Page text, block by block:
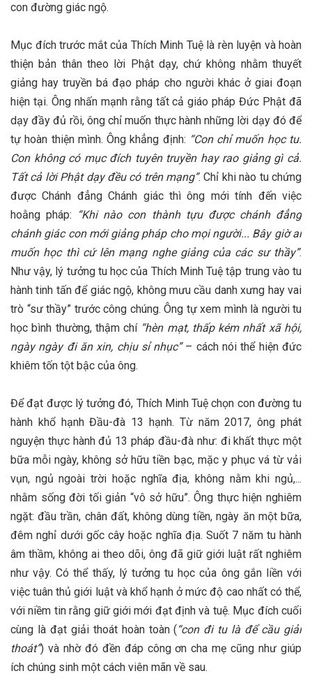
con đường giác ngộ.
Mục đích trước mắt của Thích Minh Tuệ là rèn luyện và hoàn
thiện bản thân theo lời Phật dạy, chứ không nhằm thuyết
giảng hay truyền bá đạo pháp cho người khác ở giai đoạn
hiện tại. Ông nhấn mạnh rằng tất cả giáo pháp Đức Phật đã
dạy đầy đủ rồi, ông chỉ muốn thực hành những lời dạy đó để
tự hoàn thiện mình​. Ông khẳng định: “Con chỉ muốn học tu.
Con không có mục đích tuyên truyền hay rao giảng gì cả.
Tất cả lời Phật dạy đều có trên mạng”​. Chỉ khi nào tu chứng
được Chánh đẳng Chánh giác thì ông mới tính đến việc
hoằng pháp:
“Khi nào con thành tựu được chánh đẳng
chánh giác con mới giảng pháp cho mọi người... Bây giờ ai
muốn học thì cứ lên mạng nghe giảng của các sư thầy”.
Như vậy, lý tưởng tu học của Thích Minh Tuệ tập trung vào tu
hành tinh tấn để giác ngộ, không mưu cầu danh xưng hay vai
trò “sư thầy” trước công chúng. Ông tự xem mình là người tu
học bình thường, thậm chí “hèn mạt, thấp kém nhất xã hội,
ngày ngày đi ăn xin, chịu sỉ nhục”​ – cách nói thể hiện đức
khiêm tốn tột bậc của ông.
Để đạt được lý tưởng đó, Thích Minh Tuệ chọn con đường tu
hành khổ hạnh Đầu-đà 13 hạnh. Từ năm 2017, ông phát
nguyện thực hành đủ 13 pháp đầu-đà như: đi khất thực một
bữa mỗi ngày, không sở hữu tiền bạc, mặc y phục vá từ vải
vụn, ngủ ngoài trời hoặc nghĩa địa, không nằm khi ngủ,...
nhằm sống đời tối giản “vô sở hữu”​. Ông thực hiện nghiêm
ngặt: đầu trần, chân đất, không dùng tiền, ngày ăn một bữa,
đêm nghỉ dưới gốc cây hoặc nghĩa địa​. Suốt 7 năm tu hành
âm thầm, không ai theo dõi, ông đã giữ giới luật rất nghiêm
như vậy​. Có thể thấy, lý tưởng tu học của ông gắn liền với
việc tuân thủ giới luật và khổ hạnh ở mức độ cao nhất có thể,
với niềm tin rằng giữ giới mới đạt định và tuệ​. Mục đích cuối
cùng là đạt giải thoát hoàn toàn (“con đi tu là để cầu giải
thoát”​) và nhờ đó đền đáp công ơn cha mẹ cũng như giúp
ích chúng sinh một cách viên mãn về sau​.